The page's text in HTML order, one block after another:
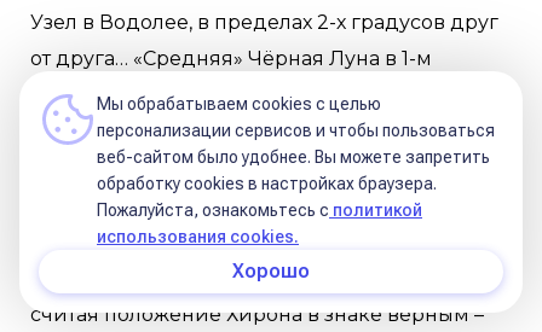
Узел в Водолее, в пределах 2-х градусов друг
от друга… «Средняя» Чёрная Луна в 1-м
градусе Рыб.
Распределение по стихиям – Огонь 5 или 6,
Земля 3, Воздух 1, Вода 2 или 3.
Из крестов наиболее выражен мутабельный –
5 или 6 (кардинальный – 4 или 5). По зонам,
считая положение Хирона в знаке верным –
Мы обрабатываем cookies с целью
персонализации сервисов и чтобы пользоваться
веб-сайтом было удобнее. Вы можете запретить
обработку сookies в настройках браузера.
Пожалуйста, ознакомьтесь с политикой
использования cookies.
Хорошо